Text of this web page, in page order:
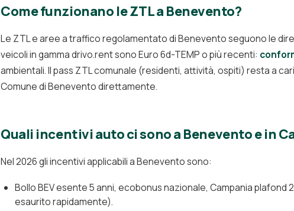
Come funzionano le ZTL a Benevento?
Le ZTL e aree a traffico regolamentato di Benevento seguono le
veicoli in gamma drivo.rent sono Euro 6d-TEMP o più recenti:
ambientali. Il pass ZTL comunale (residenti, attività, ospiti) resta a
Comune di Benevento direttamente.
Quali incentivi auto ci sono a Benevento e in
Nel 2026 gli incentivi applicabili a Benevento sono:
Bollo BEV esente 5 anni, ecobonus nazionale, Campania plafond
esaurito rapidamente).